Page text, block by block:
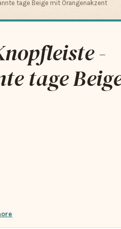
tage Beige mit Orangenakzent
-
tage